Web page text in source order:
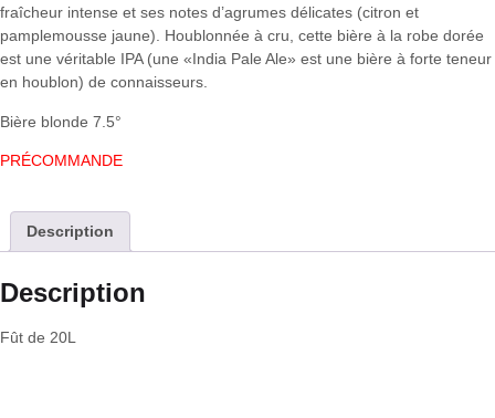
fraîcheur intense et ses notes d’agrumes délicates (citron et
pamplemousse jaune). Houblonnée à cru, cette bière à la robe dorée
est une véritable IPA (une «India Pale Ale» est une bière à forte teneur
en houblon) de connaisseurs.
Bière blonde 7.5°
PRÉCOMMANDE
Description
Description
Fût de 20L